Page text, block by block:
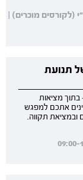
הנחה לחברי הפ"י (לקורסים מוכרים) |
תנועת
מציאות
אתכם למפגש
ובמציאת תקווה.